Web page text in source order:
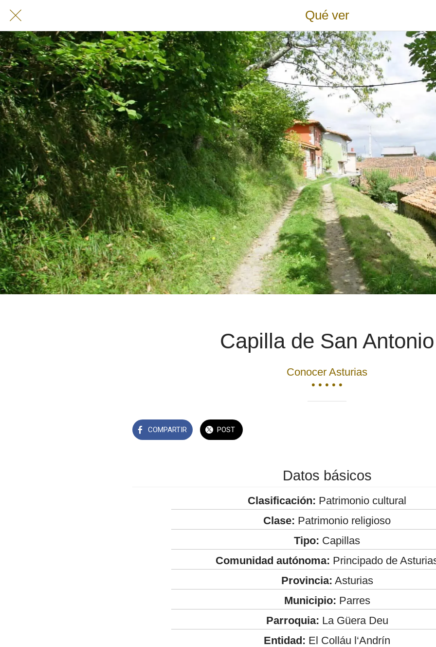
Qué ver
Capilla de San Antonio
Conocer Asturias
• • • • •
COMPARTIR POST
Datos básicos
Clasificación: Patrimonio cultural
Clase: Patrimonio religioso
Tipo: Capillas
Comunidad autónoma: Principado de
Provincia: Asturias
Municipio: Parres
Parroquia: La Güera Deu
Entidad: El Colláu l‘Andrín